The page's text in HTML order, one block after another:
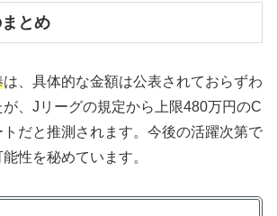
とめ
は、具体的な金額は公表されておらずわ
、Jリーグの規定から上限480万円のC
だと推測されます。今後の活躍次第で
性を秘めています。